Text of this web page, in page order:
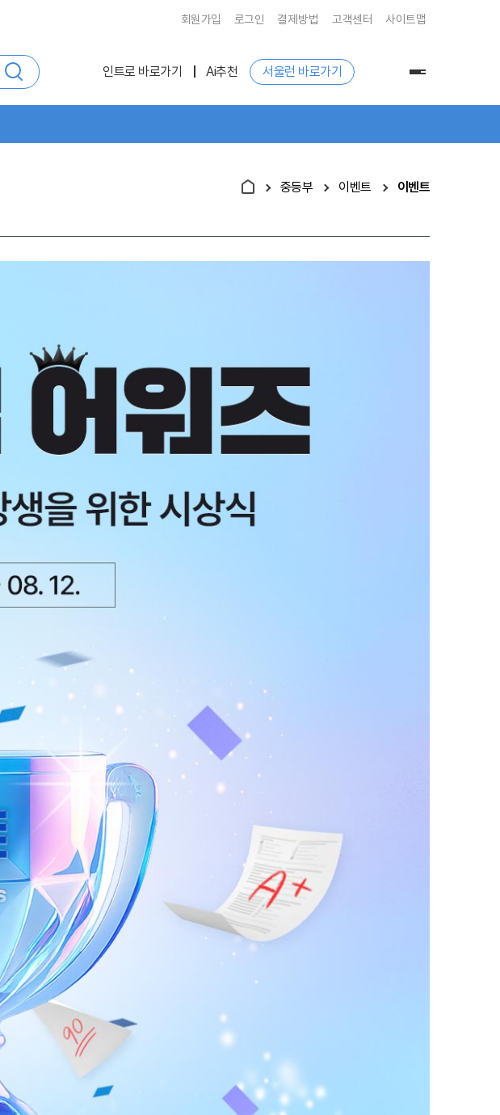
회원가입 로그인 결제방법 고객센터 사이트맵
인트로 바로가기 Ai추천 서울런 바로가기
전
메
중등부 이벤트 이벤트